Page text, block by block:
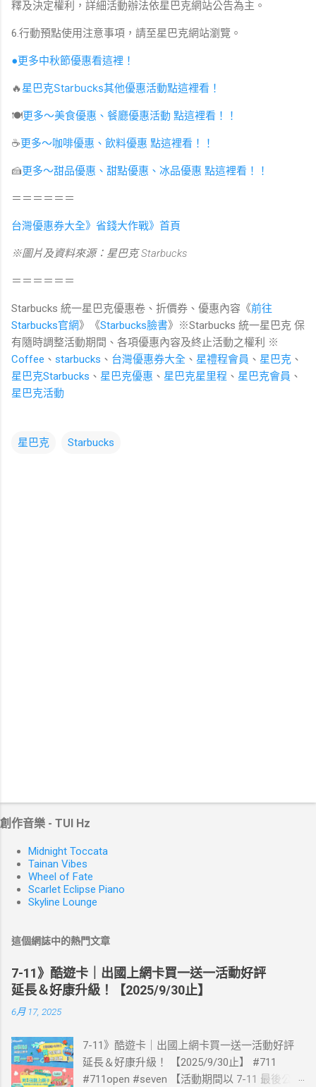
釋及決定權利，詳細活動辦法依星巴克網站公告為主。
6.行動預點使用注意事項，請至星巴克網站瀏覽。
●更多中秋節優惠看這裡！
🔥星巴克Starbucks其他優惠活動點這裡看！
🍽更多～美食優惠、餐廳優惠活動 點這裡看！！
☕️更多～咖啡優惠、飲料優惠 點這裡看！！
🍰更多～甜品優惠、甜點優惠、冰品優惠 點這裡看！！
＝＝＝＝＝＝
台灣優惠券大全》省錢大作戰》首頁
※圖片及資料來源：星巴克 Starbucks
＝＝＝＝＝＝
Starbucks 統一星巴克優惠卷、折價券、優惠內容《前往
Starbucks官網》《Starbucks臉書》※Starbucks 統一星巴克 保
有隨時調整活動期間、各項優惠內容及終止活動之權利 ※
Coffee 、 starbucks 、 台灣優惠券大全 、 星禮程會員 、 星巴克 、
星巴克Starbucks 、 星巴克優惠 、 星巴克星里程 、 星巴克會員 、
星巴克活動
星巴克 Starbucks
創作音樂 - TUI Hz
Midnight Toccata
Tainan Vibes
Wheel of Fate
Scarlet Eclipse Piano
Skyline Lounge
這個網誌中的熱門文章
7-11》酷遊卡｜出國上網卡買一送一活動好評
延長＆好康升級！【2025/9/30止】
6月 17, 2025
7-11》酷遊卡｜出國上網卡買一送一活動好評
延長＆好康升級！ 【2025/9/30止】 #711
#711open #seven 【活動期間以 7-11 最後公告